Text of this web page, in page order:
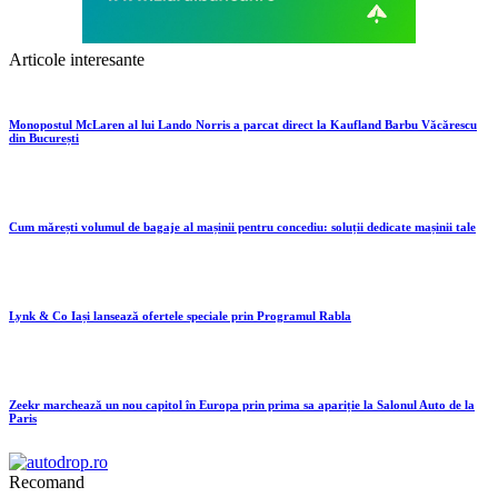
Articole interesante
Monopostul McLaren al lui Lando Norris a parcat direct la Kaufland Barbu Văcărescu
din București
Cum mărești volumul de bagaje al mașinii pentru concediu: soluții dedicate mașinii tale
Lynk & Co Iași lansează ofertele speciale prin Programul Rabla
Zeekr marchează un nou capitol în Europa prin prima sa apariție la Salonul Auto de la
Paris
Recomand